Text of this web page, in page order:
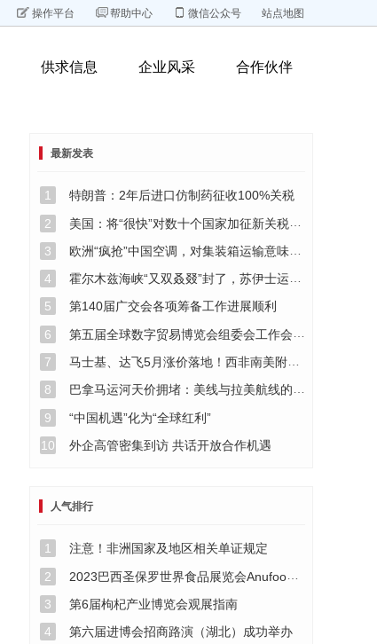
操作平台 帮助中心 微信公众号 站点地图
供求信息 企业风采 合作伙伴
最新发表
1
特朗普：2年后进口仿制药征收100%关税
2
美国：将“很快”对数十个国家加征新关税，税率10%至12.5%
3
欧洲“疯抢”中国空调，对集装箱运输意味着什么？
4
霍尔木兹海峡“又双叒叕”封了，苏伊士运河通行费即将大涨！！！
5
第140届广交会各项筹备工作进展顺利
6
第五届全球数字贸易博览会组委会工作会议在京召开
7
马士基、达飞5月涨价落地！西非南美附加费明细与锁舱策略
8
巴拿马运河天价拥堵：美线与拉美航线的绕行突围与成本优化
9
“中国机遇”化为“全球红利”
10
外企高管密集到访 共话开放合作机遇
人气排行
1
注意！非洲国家及地区相关单证规定
2
2023巴西圣保罗世界食品展览会Anufood Brazil
3
第6届枸杞产业博览会观展指南
4
第六届进博会招商路演（湖北）成功举办